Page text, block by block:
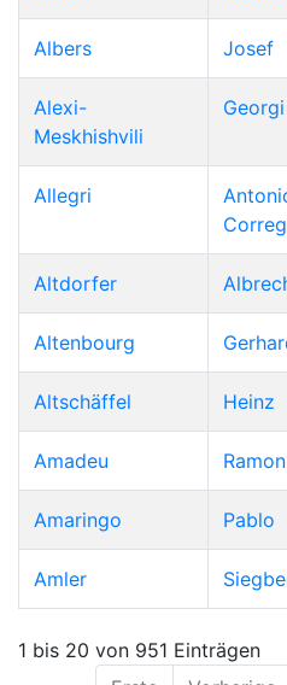
Albers Josef
Alexi-
Meskhishvili
Georgi
Allegri
Altdorfer
Altenbourg
Altschäffel Heinz
Amadeu Ramon
Amaringo Pablo
Amler
1 bis 20 von 951 Einträgen